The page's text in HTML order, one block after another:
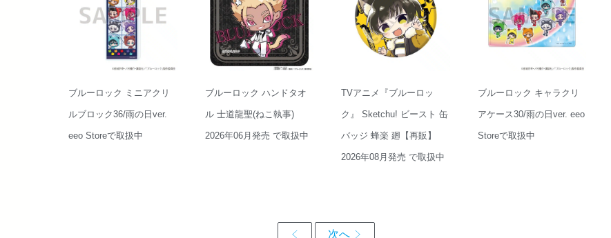
ブルーロック ミニアクリ
ルブロック36/雨の日ver.
eeo Storeで取扱中
ブルーロック ハンドタオ
ル 士道龍聖(ねこ執事)
2026年06月発売 で取扱中
TVアニメ『ブルーロッ
ク』 Sketchu! ビースト 缶
バッジ 蜂楽 廻【再販】
2026年08月発売 で取扱中
ブルーロック キャラクリ
アケース30/雨の日ver. eeo
Storeで取扱中